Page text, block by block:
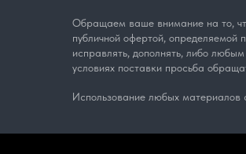
Обращаем ваше внимание на то,
публичной офертой,
исправлять, дополнять, либо
условиях поставки просьба
Использование любых материалов